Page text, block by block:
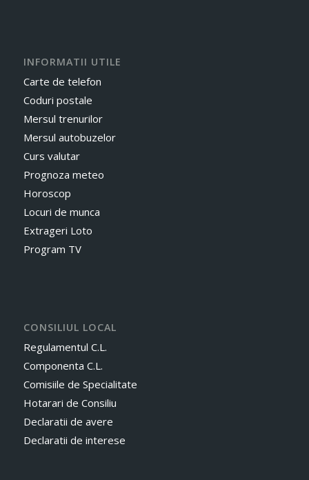
INFORMATII UTILE
Carte de telefon
Coduri postale
Mersul trenurilor
Mersul autobuzelor
Curs valutar
Prognoza meteo
Horoscop
Locuri de munca
Extrageri Loto
Program TV
CONSILIUL LOCAL
Regulamentul C.L.
Componenta C.L.
Comisiile de Specialitate
Hotarari de Consiliu
Declaratii de avere
Declaratii de interese